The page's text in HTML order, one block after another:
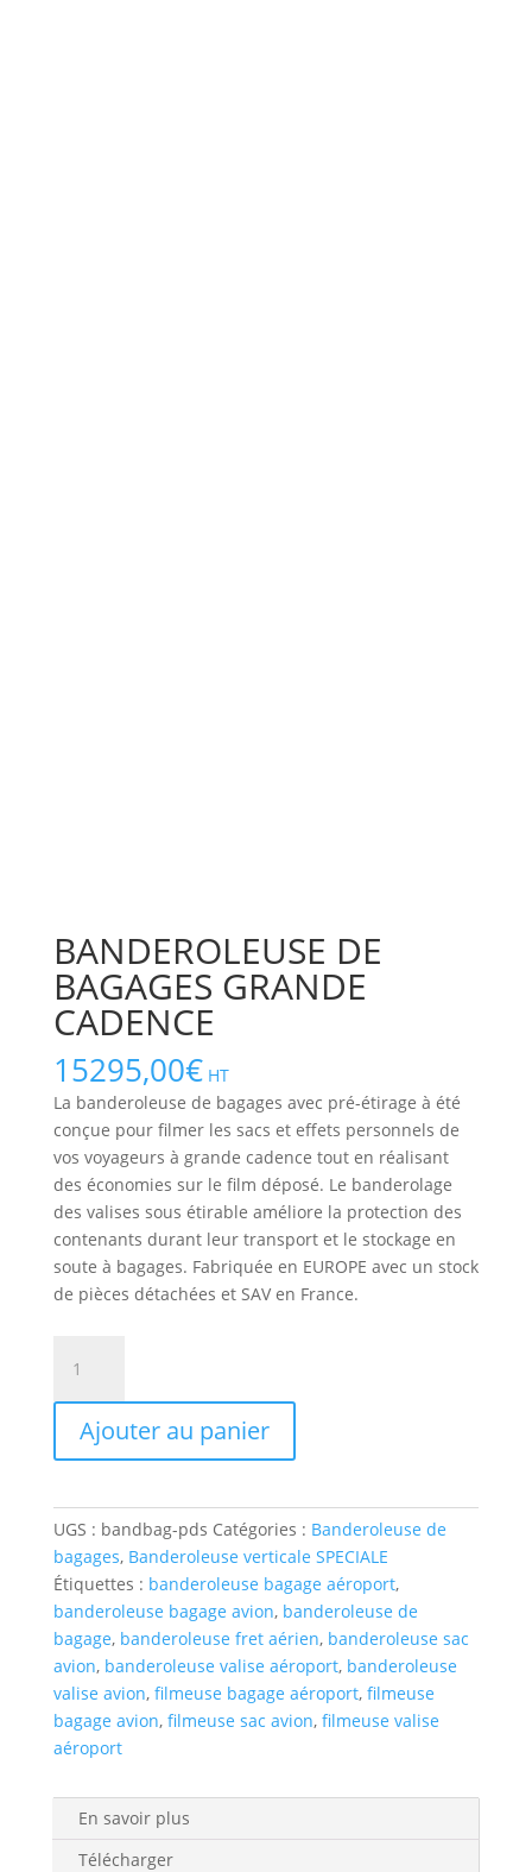
BANDEROLEUSE DE
BAGAGES GRANDE
CADENCE
15295,00€ HT
La banderoleuse de bagages avec pré-étirage à été
conçue pour filmer les sacs et effets personnels de
vos voyageurs à grande cadence tout en réalisant
des économies sur le film déposé. Le banderolage
des valises sous étirable améliore la protection des
contenants durant leur transport et le stockage en
soute à bagages. Fabriquée en EUROPE avec un stock
de pièces détachées et SAV en France.
BANDEROLEUSE
BAGAGES
CADENCE
Ajouter au panier
UGS : bandbag-pds Catégories : Banderoleuse de
bagages, Banderoleuse verticale SPECIALE
Étiquettes : banderoleuse bagage aéroport,
banderoleuse bagage avion, banderoleuse de
bagage, banderoleuse fret aérien, banderoleuse sac
avion, banderoleuse valise aéroport, banderoleuse
valise avion, filmeuse bagage aéroport, filmeuse
bagage avion, filmeuse sac avion, filmeuse valise
aéroport
En savoir plus
Télécharger